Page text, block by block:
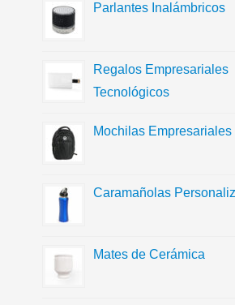
Parlantes Inalámbricos
Regalos Empresariales
Tecnológicos
Mochilas Empresariales
Caramañolas
Mates de Cerámica